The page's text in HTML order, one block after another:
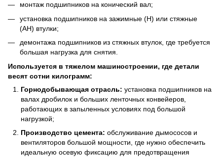
монтаж подшипников на конический вал;
установка подшипников на зажимные (H) или стяжные
(AH) втулки;
демонтажа подшипников из стяжных втулок, где требуется
большая нагрузка для снятия.
Используется в тяжелом машиностроении, где детали
весят сотни килограмм:
Горнодобывающая отрасль: установка подшипников на
валах дробилок и больших ленточных конвейеров,
работающих в запыленных условиях под большой
нагрузкой;
Производство цемента: обслуживание дымососов и
вентиляторов большой мощности, где нужно обеспечить
идеальную осевую фиксацию для предотвращения